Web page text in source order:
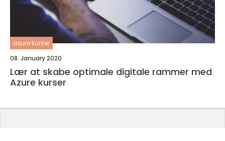
azure kurser
08. January 2020
Lær at skabe optimale digitale rammer med
Azure kurser